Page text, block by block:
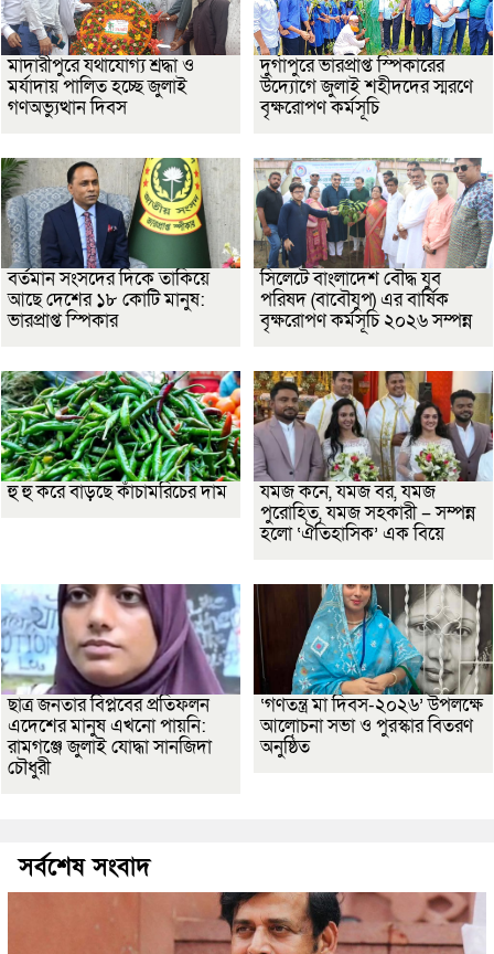
মাদারীপুরে যথাযোগ্য শ্রদ্ধা ও
মর্যাদায় পালিত হচ্ছে জুলাই
গণঅভ্যুত্থান দিবস
দুর্গাপুরে ভারপ্রাপ্ত স্পিকারের
উদ্যোগে জুলাই শহীদদের স্মরণে
বৃক্ষরোপণ কর্মসূচি
বর্তমান সংসদের দিকে তাকিয়ে
আছে দেশের ১৮ কোটি মানুষ:
ভারপ্রাপ্ত স্পিকার
সিলেটে বাংলাদেশ বৌদ্ধ যুব
পরিষদ (বাবৌযুপ) এর বার্ষিক
বৃক্ষরোপণ কর্মসূচি ২০২৬ সম্পন্ন
হু হু করে বাড়ছে কাঁচামরিচের দাম
যমজ কনে, যমজ বর, যমজ
পুরোহিত, যমজ সহকারী – সম্পন্ন
হলো ‘ঐতিহাসিক’ এক বিয়ে
ছাত্র জনতার বিপ্লবের প্রতিফলন
এদেশের মানুষ এখনো পায়নি:
রামগঞ্জে জুলাই যোদ্ধা সানজিদা
চৌধুরী
‘গণতন্ত্র মা দিবস-২০২৬’ উপলক্ষে
আলোচনা সভা ও পুরস্কার বিতরণ
অনুষ্ঠিত
সর্বশেষ সংবাদ